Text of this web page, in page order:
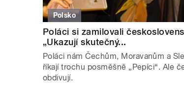
Polsko
Poláci si zamilovali
„Ukazují skutečný...
Poláci nám Čechům, Moravanům a
říkají trochu posměšně „Pepíci“. Ale
obdivují.